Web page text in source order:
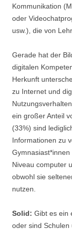
Kommunikation
oder
usw.), die von
Gerade hat der
digitalen
Herkunft
zu Internet und
ein großer Anteil
(33%) sind
Informationen zu
Niveau computer­
obwohl sie
nutzen.
Solid: Gibt es ein
oder sind